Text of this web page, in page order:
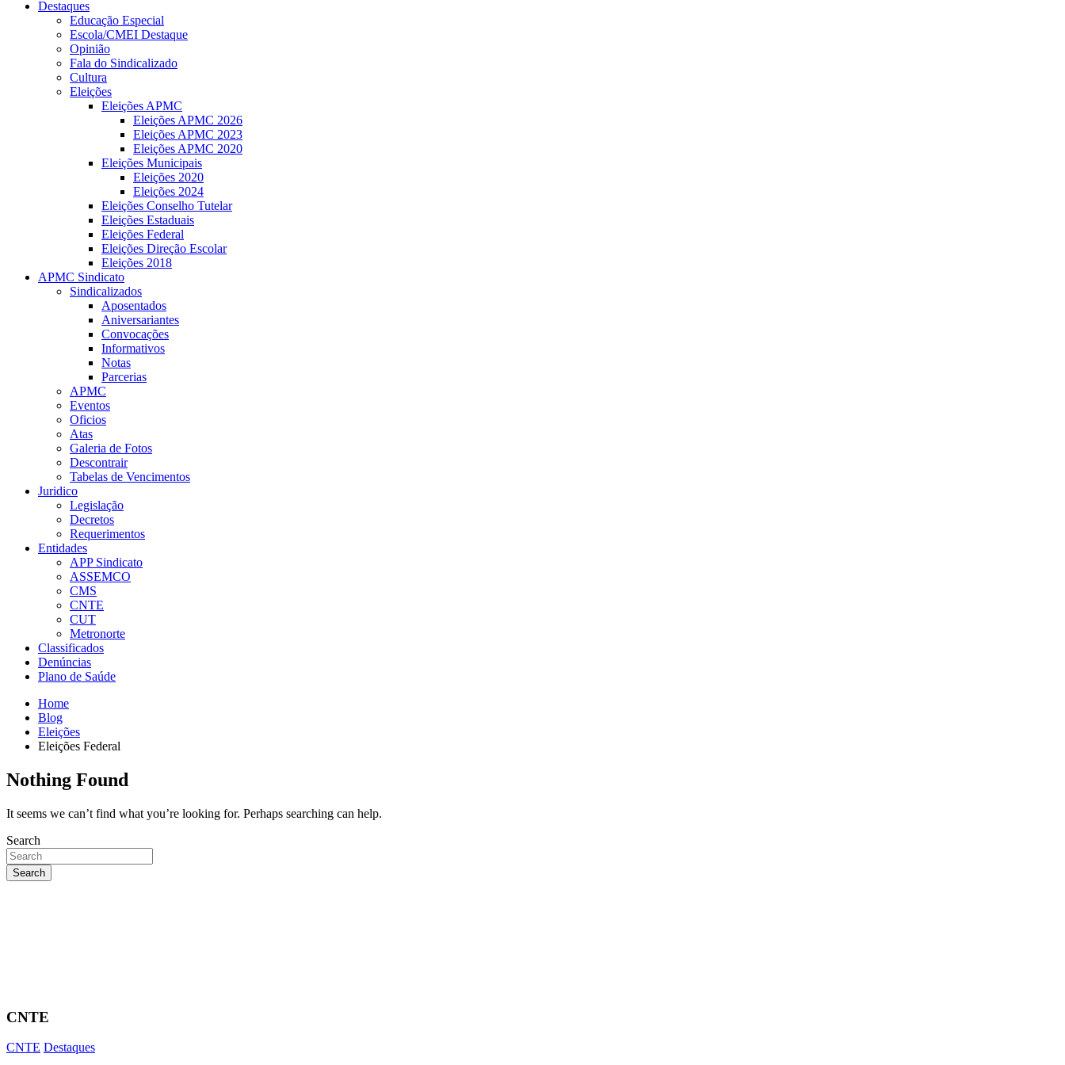
Destaques
Educação Especial
Escola/CMEI Destaque
Opinião
Fala do Sindicalizado
Cultura
Eleições
Eleições APMC
Eleições APMC 2026
Eleições APMC 2023
Eleições APMC 2020
Eleições Municipais
Eleições 2020
Eleições 2024
Eleições Conselho Tutelar
Eleições Estaduais
Eleições Federal
Eleições Direção Escolar
Eleições 2018
APMC Sindicato
Sindicalizados
Aposentados
Aniversariantes
Convocações
Informativos
Notas
Parcerias
APMC
Eventos
Oficios
Atas
Galeria de Fotos
Descontrair
Tabelas de Vencimentos
Juridico
Legislação
Decretos
Requerimentos
Entidades
APP Sindicato
ASSEMCO
CMS
CNTE
CUT
Metronorte
Classificados
Denúncias
Plano de Saúde
Home
Blog
Eleições
Eleições Federal
Nothing Found
It seems we can’t find what you’re looking for. Perhaps searching can help.
Search
Search
CNTE
CNTE Destaques